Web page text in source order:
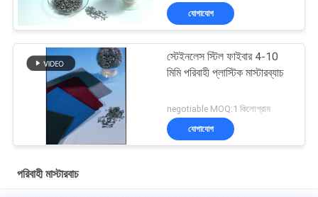
যোগাযোগ
স্টেইনলেস স্টিল ফাইবার 4-10
মিমি পরিবাহী প্লাস্টিক মাস্টারব্যাচ
negotiable MOQ:1 কিলোগ্রাম
যোগাযোগ
পরিবাহী মাস্টারবাচ